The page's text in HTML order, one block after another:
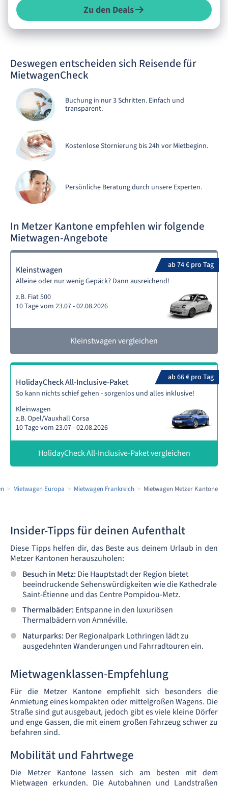
Zu den Deals
Deswegen entscheiden sich Reisende für
MietwagenCheck
Buchung in nur 3 Schritten. Einfach und
transparent.
Kostenlose Stornierung bis 24h vor Mietbeginn.
Persönliche Beratung durch unsere Experten.
In Metzer Kantone empfehlen wir folgende
Mietwagen-Angebote
ab 74 € pro Tag
Kleinstwagen
Alleine oder nur wenig Gepäck? Dann ausreichend!
z.B. Fiat 500
10 Tage vom 23.07 - 02.08.2026
Kleinstwagen vergleichen
ab 66 € pro Tag
HolidayCheck All-Inclusive-Paket
So kann nichts schief gehen - sorgenlos und alles inklusive!
Kleinwagen
z.B. Opel/Vauxhall Corsa
10 Tage vom 23.07 - 02.08.2026
HolidayCheck All-Inclusive-Paket vergleichen
Mietwagen Europa Mietwagen Frankreich Mietwagen Metzer Kantone
Insider-Tipps für deinen Aufenthalt
Diese Tipps helfen dir, das Beste aus deinem Urlaub in den
Metzer Kantonen herauszuholen:
Besuch in Metz: Die Hauptstadt der Region bietet
beeindruckende Sehenswürdigkeiten wie die Kathedrale
Saint-Étienne und das Centre Pompidou-Metz.
Thermalbäder: Entspanne in den luxuriösen
Thermalbädern von Amnéville.
Naturparks: Der Regionalpark Lothringen lädt zu
ausgedehnten Wanderungen und Fahrradtouren ein.
Mietwagenklassen-Empfehlung
Für die Metzer Kantone empfiehlt sich besonders die
Anmietung eines kompakten oder mittelgroßen Wagens. Die
Straße sind gut ausgebaut, jedoch gibt es viele kleine Dörfer
und enge Gassen, die mit einem großen Fahrzeug schwer zu
befahren sind.
Mobilität und Fahrtwege
Die Metzer Kantone lassen sich am besten mit dem
Mietwagen erkunden. Die Autobahnen und Landstraßen